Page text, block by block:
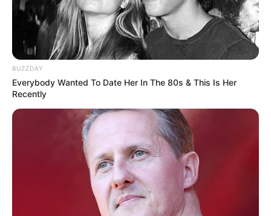
BUZZDAY
Everybody Wanted To Date Her In The 80s & This Is Her
Recently